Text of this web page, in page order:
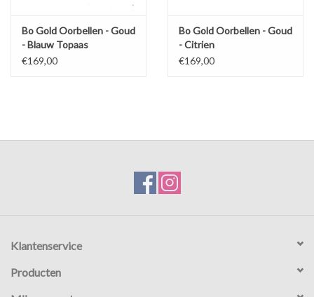
Bo Gold Oorbellen - Goud
- Blauw Topaas
€169,00
Bo Gold Oorbellen - Goud
- Citrien
€169,00
Klantenservice
Producten